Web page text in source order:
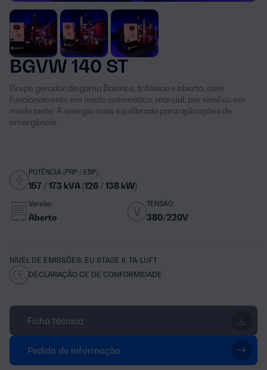
BGVW 140 ST
Grupo gerador da gama Balance, trifásico e aberto, com
funcionamento em modo automático, manual, por sinal ou em
modo teste. A energia mais equilibrada para aplicações de
emergência.
POTÊNCIA (PRP / ESP):
157 / 173 kVA (126 / 138 kW)
Versão:
Aberto
TENSÃO:
380/220V
NÍVEL DE EMISSÕES: EU STAGE II, TA-LUFT
DECLARAÇÃO CE DE CONFORMIDADE
Ficha técnica
Pedido de informação